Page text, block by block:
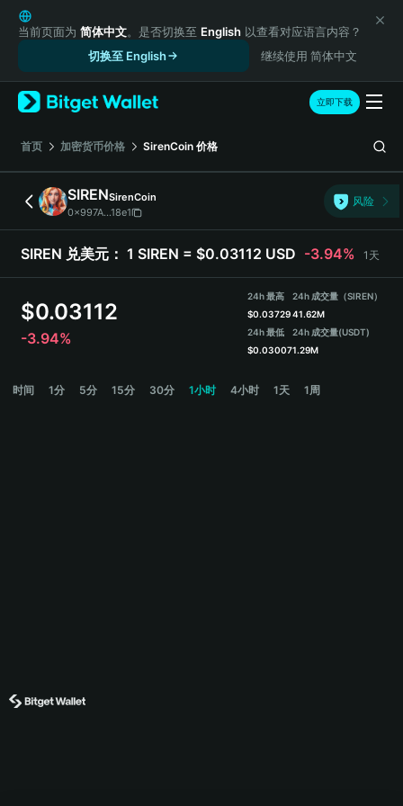
English
日本語
Русский
Español (Latinoamérica)
Türkçe
Italiano
Deutsch
简体中文
繁體中文
Português (Portugal)
हिन्दी
Español (Argentina)
当前页面为 简体中文。是否切换至 English 以查看对应语言内容？
切换至 English
继续使用 简体中文
立即下载
首页 加密货币价格 SirenCoin 价格
SIRENSirenCoin
0x997A...18e1
风险
SIREN 兑美元： 1 SIREN = $0.03112 USD -3.94% 1天
$0.03112
-3.94%
24h 最高
$0.03729
24h 最低
$0.03007
24h 成交量（SIREN）
41.62M
24h 成交量(USDT)
1.29M
时间 1分 5分 15分 30分 1小时 4小时 1天 1周